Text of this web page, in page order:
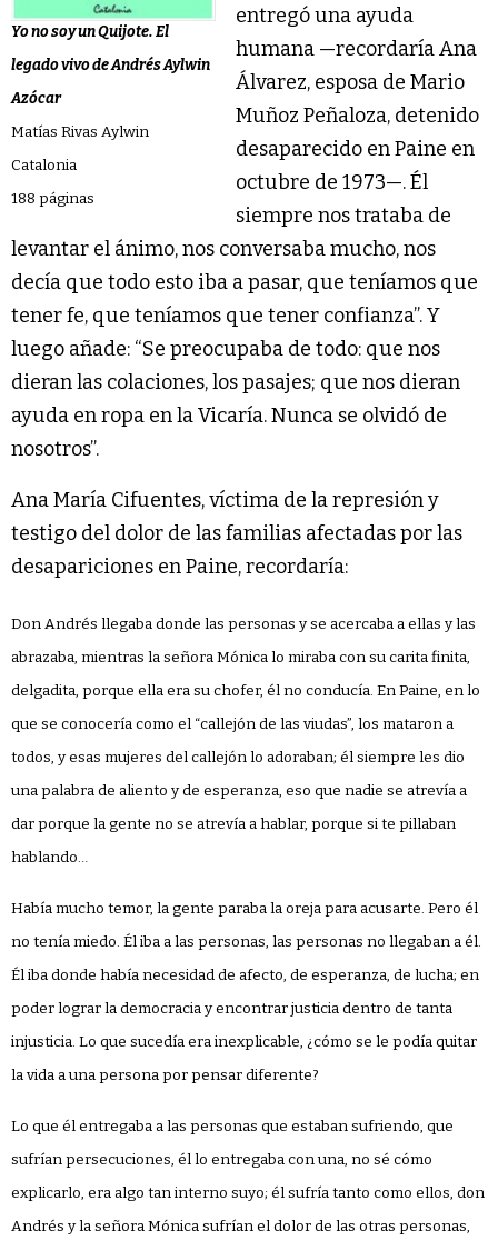
Yo no soy un Quijote. El
legado vivo de Andrés Aylwin
Azócar
Matías Rivas Aylwin
Catalonia
188 páginas
entregó una ayuda
humana —recordaría Ana
Álvarez, esposa de Mario
Muñoz Peñaloza, detenido
desaparecido en Paine en
octubre de 1973—. Él
siempre nos trataba de
levantar el ánimo, nos conversaba mucho, nos
decía que todo esto iba a pasar, que teníamos que
tener fe, que teníamos que tener confianza”. Y
luego añade: “Se preocupaba de todo: que nos
dieran las colaciones, los pasajes; que nos dieran
ayuda en ropa en la Vicaría. Nunca se olvidó de
nosotros”.
Ana María Cifuentes, víctima de la represión y
testigo del dolor de las familias afectadas por las
desapariciones en Paine, recordaría:
Don Andrés llegaba donde las personas y se acercaba a ellas y las
abrazaba, mientras la señora Mónica lo miraba con su carita finita,
delgadita, porque ella era su chofer, él no conducía. En Paine, en lo
que se conocería como el “callejón de las viudas”, los mataron a
todos, y esas mujeres del callejón lo adoraban; él siempre les dio
una palabra de aliento y de esperanza, eso que nadie se atrevía a
dar porque la gente no se atrevía a hablar, porque si te pillaban
hablando…
Había mucho temor, la gente paraba la oreja para acusarte. Pero él
no tenía miedo. Él iba a las personas, las personas no llegaban a él.
Él iba donde había necesidad de afecto, de esperanza, de lucha; en
poder lograr la democracia y encontrar justicia dentro de tanta
injusticia. Lo que sucedía era inexplicable, ¿cómo se le podía quitar
la vida a una persona por pensar diferente?
Lo que él entregaba a las personas que estaban sufriendo, que
sufrían persecuciones, él lo entregaba con una, no sé cómo
explicarlo, era algo tan interno suyo; él sufría tanto como ellos, don
Andrés y la señora Mónica sufrían el dolor de las otras personas,